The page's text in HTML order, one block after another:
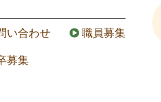
い合わせ
職員募集
募集